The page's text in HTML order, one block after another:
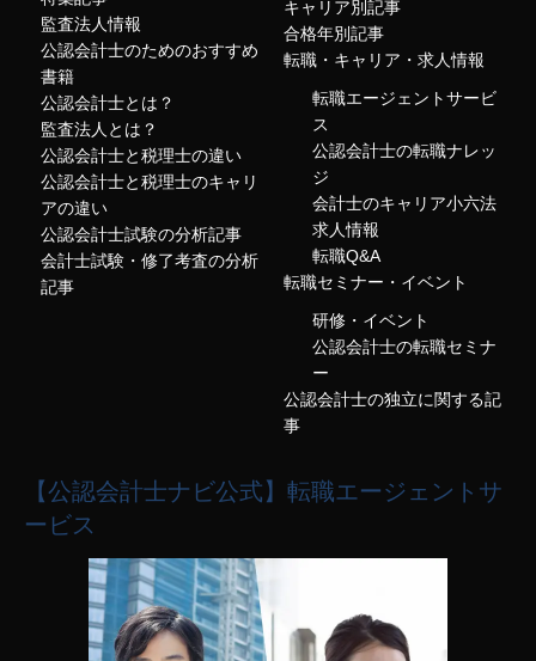
監査法人情報
公認会計士のためのおすすめ
書籍
公認会計士とは？
監査法人とは？
公認会計士と税理士の違い
公認会計士と税理士のキャリ
アの違い
公認会計士試験の分析記事
会計士試験・修了考査の分析
記事
キャリア別記事
合格年別記事
転職・キャリア・求人情報
転職エージェントサービ
ス
公認会計士の転職ナレッ
ジ
会計士のキャリア小六法
求人情報
転職Q&A
転職セミナー・イベント
研修・イベント
公認会計士の転職セミナ
ー
公認会計士の独立に関する記
事
【公認会計士ナビ公式】転職エージェントサ
ービス